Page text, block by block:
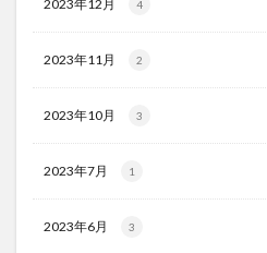
2023年12月 4
2023年11月 2
2023年10月 3
2023年7月 1
2023年6月 3